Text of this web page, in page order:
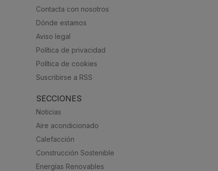
Contacta con nosotros
Dónde estamos
Aviso legal
Política de privacidad
Política de cookies
Suscribirse a RSS
SECCIONES
Noticias
Aire acondicionado
Calefacción
Construcción Sostenible
Energías Renovables